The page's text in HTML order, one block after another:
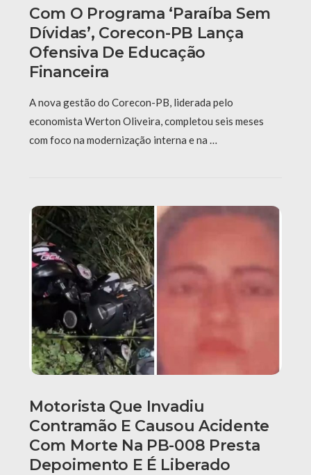
Com O Programa ‘Paraíba Sem
Dívidas’, Corecon-PB Lança
Ofensiva De Educação
Financeira
A nova gestão do Corecon-PB, liderada pelo
economista Werton Oliveira, completou seis meses
com foco na modernização interna e na …
Motorista Que Invadiu
Contramão E Causou Acidente
Com Morte Na PB-008 Presta
Depoimento E É Liberado